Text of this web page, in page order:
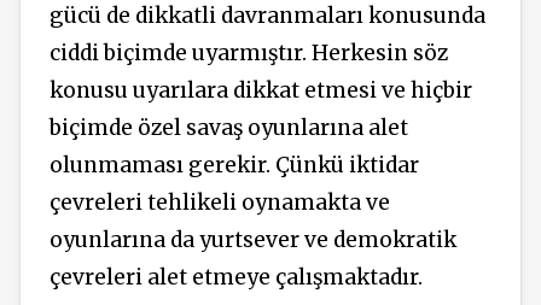
gücü de dikkatli davranmaları konusunda
ciddi biçimde uyarmıştır. Herkesin söz
konusu uyarılara dikkat etmesi ve hiçbir
biçimde özel savaş oyunlarına alet
olunmaması gerekir. Çünkü iktidar
çevreleri tehlikeli oynamakta ve
oyunlarına da yurtsever ve demokratik
çevreleri alet etmeye çalışmaktadır.